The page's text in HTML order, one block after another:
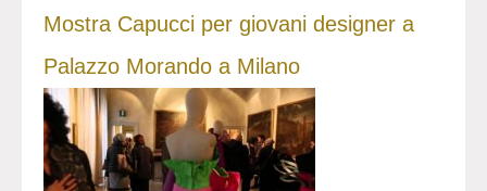
Mostra Capucci per giovani designer a
Palazzo Morando a Milano